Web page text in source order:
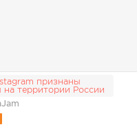
признаны
территории России